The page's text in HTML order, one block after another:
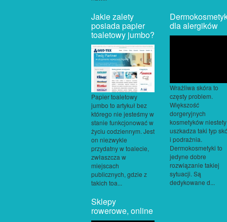
Jakie zalety
posiada papier
toaletowy jumbo?
Papier toaletowy
jumbo to artykuł bez
którego nie jesteśmy w
stanie funkcjonować w
życiu codziennym. Jest
on niezwykle
przydatny w toalecie,
zwłaszcza w
miejscach
publicznych, gdzie z
takich toa...
dla alergików
Wrażliwa skóra to
częsty problem.
Większość
dorgeryjnych
kosmetyków niestety
uszkadza taki typ
i podrażnia.
Dermokosmetyki to
jedyne dobre
rozwiązanie takiej
sytuacji. Są
dedykowane d...
Sklepy
rowerowe, online